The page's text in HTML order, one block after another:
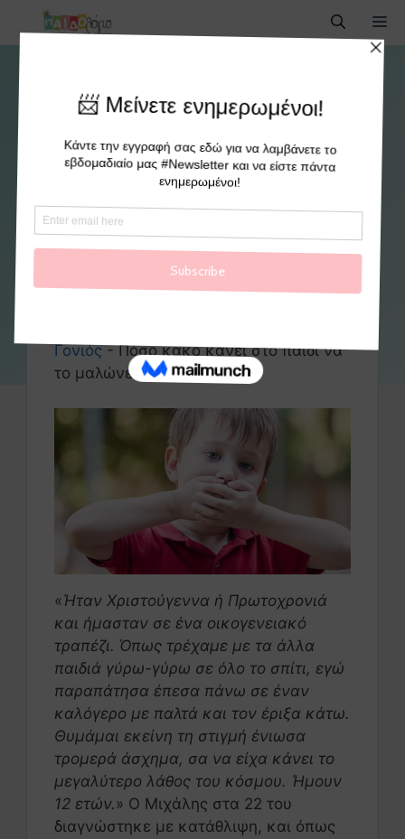
Πόσο κακό κάνει στο παιδί να
το μαλώνετε διαρκώς…
Bypaidologio
Γονιός-Πόσο κακό κάνει στο παιδί να
το μαλώνετε διαρκώς…
«Ήταν Χριστούγεννα ή Πρωτοχρονιά
και ήμασταν σε ένα οικογενειακό
τραπέζι. Όπως τρέχαμε με τα άλλα
παιδιά γύρω-γύρω σε όλο το σπίτι, εγώ
παραπάτησα έπεσα πάνω σε έναν
καλόγερο με παλτά και τον έριξα κάτω.
Θυμάμαι εκείνη τη στιγμή ένιωσα
τρομερά άσχημα, σα να είχα κάνει το
μεγαλύτερο λάθος του κόσμου. Ήμουν
12 ετών.» Ο Μιχάλης στα 22 του
διαγνώστηκε με κατάθλιψη, και όπως